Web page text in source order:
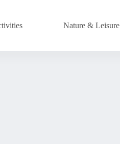
Nature & Leisure